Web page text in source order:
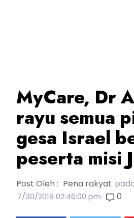
MyCare, Dr
rayu semua
gesa Israel
peserta misi
Post Oleh : Pena rakyat
7/30/2018 02:46:00 pm 0